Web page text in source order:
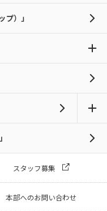
）」
スタッフ募集
本部へのお問い合わせ